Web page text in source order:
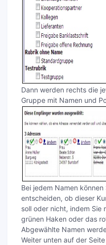
Dann werden rechts die
Gruppe mit Namen und
Bei jedem Namen
entscheiden, ob dieser
soll oder nicht, indem Sie
grünen Haken oder das
Abgewählte Namen
Weiter unten auf der